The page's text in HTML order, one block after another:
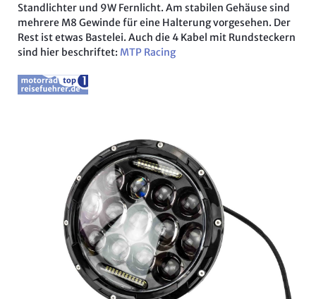
Standlichter und 9W Fernlicht. Am stabilen Gehäuse sind
mehrere M8 Gewinde für eine Halterung vorgesehen. Der
Rest ist etwas Bastelei. Auch die 4 Kabel mit Rundsteckern
sind hier beschriftet: MTP Racing